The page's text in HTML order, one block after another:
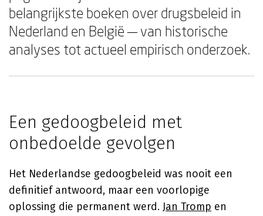
belangrijkste boeken over drugsbeleid in
Nederland en België — van historische
analyses tot actueel empirisch onderzoek.
Een gedoogbeleid met
onbedoelde gevolgen
Het Nederlandse gedoogbeleid was nooit een
definitief antwoord, maar een voorlopige
oplossing die permanent werd. Jan Tromp en